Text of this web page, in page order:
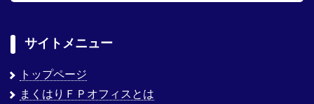
サイトメニュー
トップページ
まくはりＦＰオフィスとは